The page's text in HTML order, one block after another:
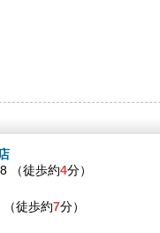
（徒歩約4分）
徒歩約7分）